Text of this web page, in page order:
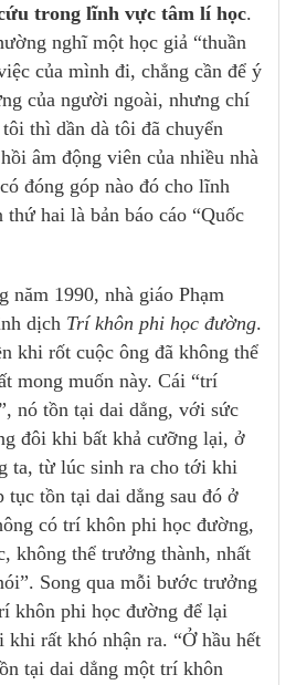
trong lĩnh vực tâm lí học.
nghĩ một học giả “thuần
của mình đi, chẳng cần để ý
của người ngoài, nhưng chí
thì dần dà tôi đã chuyển
âm động viên của nhiều nhà
đóng góp nào đó cho lĩnh
hai là bản báo cáo “Quốc
năm 1990, nhà giáo Phạm
dịch Trí khôn phi học đường.
khi rốt cuộc ông đã không thể
mong muốn này. Cái “trí
nó tồn tại dai dẳng, với sức
đôi khi bất khả cưỡng lại, ở
ta, từ lúc sinh ra cho tới khi
tục tồn tại dai dẳng sau đó ở
có trí khôn phi học đường,
không thể trưởng thành, nhất
Song qua mỗi bước trưởng
khôn phi học đường để lại
khi rất khó nhận ra. “Ở hầu hết
tại dai dẳng một trí khôn